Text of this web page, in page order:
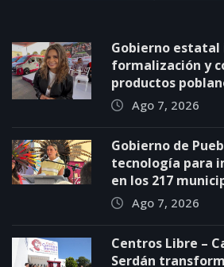
Gobierno estatal
formalización y
productos
Ago 7, 2026
Gobierno de
tecnología para
en los 217
Ago 7, 2026
Centros Libre –
Serdán